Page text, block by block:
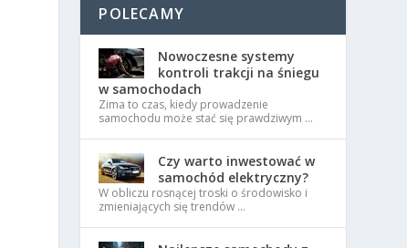
POLECAMY
Nowoczesne systemy
kontroli trakcji na śniegu
w samochodach
Zima to czas, kiedy prowadzenie
samochodu może stać się prawdziwym …
Czy warto inwestować w
samochód elektryczny?
W obliczu rosnącej troski o środowisko i
zmieniających się trendów …